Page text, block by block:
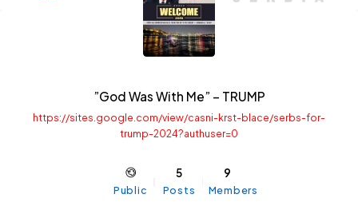
”God Was With Me” – TRUMP
https://sites.google.com/view/casni-krst-blace/serbs-for-
trump-2024?authuser=0
Public
5
Posts
9
Members